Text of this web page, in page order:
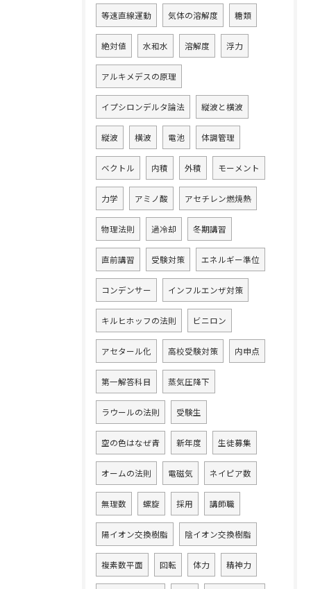
等速直線運動 気体の溶解度 糖類
絶対値 水和水 溶解度 浮力
アルキメデスの原理
イプシロンデルタ論法 縦波と横波
縦波 横波 電池 体調管理
ベクトル 内積 外積 モーメント
力学 アミノ酸 アセチレン燃焼熱
物理法則 過冷却 冬期講習
直前講習 受験対策 エネルギー準位
コンデンサー インフルエンザ対策
キルヒホッフの法則 ビニロン
アセタール化 高校受験対策 内申点
第一解答科目 蒸気圧降下
ラウールの法則 受験生
空の色はなぜ青 新年度 生徒募集
オームの法則 電磁気 ネイピア数
無理数 螺旋 採用 講師職
陽イオン交換樹脂 陰イオン交換樹脂
複素数平面 回転 体力 精神力